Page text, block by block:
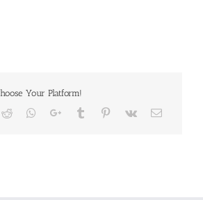
Your Platform!
Reddit Whatsapp
Google+Tumblr Pinterest
Vk Email